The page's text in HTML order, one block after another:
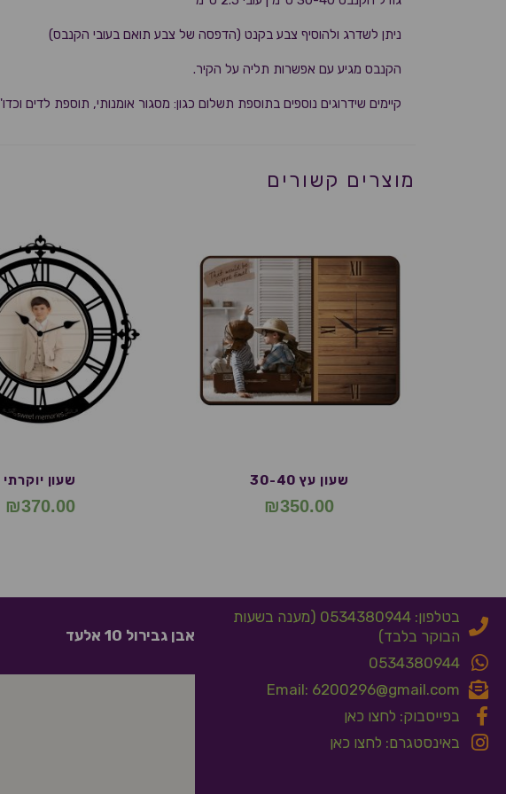
ניתן לשדרג ולהוסיף צבע בקנט (הדפסה של צבע תואם בעובי הקנבס)
הקנבס מגיע עם אפשרות תליה על הקיר.
קיימים שידרוגים נוספים בתוספת תשלום כגון: מסגור אומנותי, תוספת לדים וכדו'
מוצרים קשורים
שעון עץ 30-40
₪350.00
שעון יוקרתי
₪370.00
בטלפון: 0534380944 (מענה בשעות
הבוקר בלבד)
0534380944
Email: 6200296@gmail.com
בפייסבוק: לחצו כאן
באינסטגרם: לחצו כאן
אבן גבירול 10 אלעד